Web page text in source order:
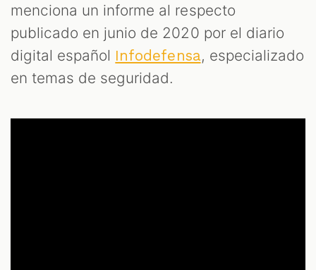
menciona un informe al respecto
publicado en junio de 2020 por el diario
digital español Infodefensa, especializado
en temas de seguridad.